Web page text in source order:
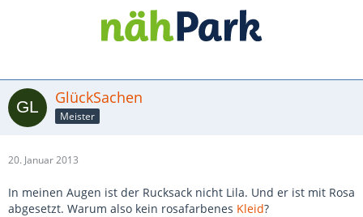
GlückSachen
Meister
20. Januar 2013
In meinen Augen ist der Rucksack nicht Lila. Und er ist mit Rosa
abgesetzt. Warum also kein rosafarbenes Kleid?